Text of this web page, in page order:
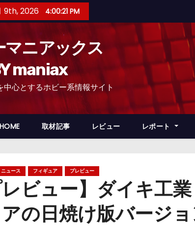
9th, 2026 4:00:22 PM
マニアックス
maniax
中心とするホビー系情報サイト
HOME 取材記事 レビュー レポート
ニュース フィギュア プレビュー
レビュー】ダイキ工
の日焼け版バージ